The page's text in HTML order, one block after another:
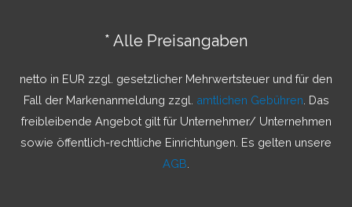
h
* Alle Preisangaben
netto in EUR zzgl. gesetzlicher Mehrwertsteuer und für den
Fall der Markenanmeldung zzgl. amtlichen Gebühren . Das
freibleibende Angebot gilt für Unternehmer/ Unternehmen
sowie öffentlich-rechtliche Einrichtungen. Es gelten unsere
AGB